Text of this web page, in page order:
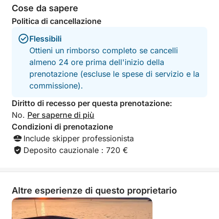
L'itinerario potrebbe subire variazioni in base alle
condizioni meteorologiche e del mare per garantire
un'esperienza sicura e piacevole.
Concludete la giornata in grande stile con un
tramonto mozzafiato, viste sul mare aperto e il
comfort di uno yacht privato.
Cose da sapere
Politica di cancellazione
Flessibili
Ottieni un rimborso completo se cancelli
almeno 24 ore prima dell'inizio della
prenotazione (escluse le spese di servizio e la
commissione).
Diritto di recesso per questa prenotazione:
No. Per saperne di più
Condizioni di prenotazione
Include skipper professionista
Deposito cauzionale : 720 €
Altre esperienze di questo proprietario